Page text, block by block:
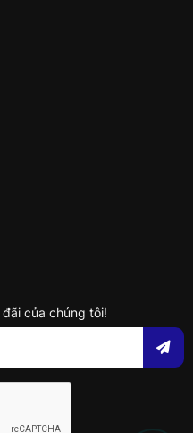
của chúng tôi!